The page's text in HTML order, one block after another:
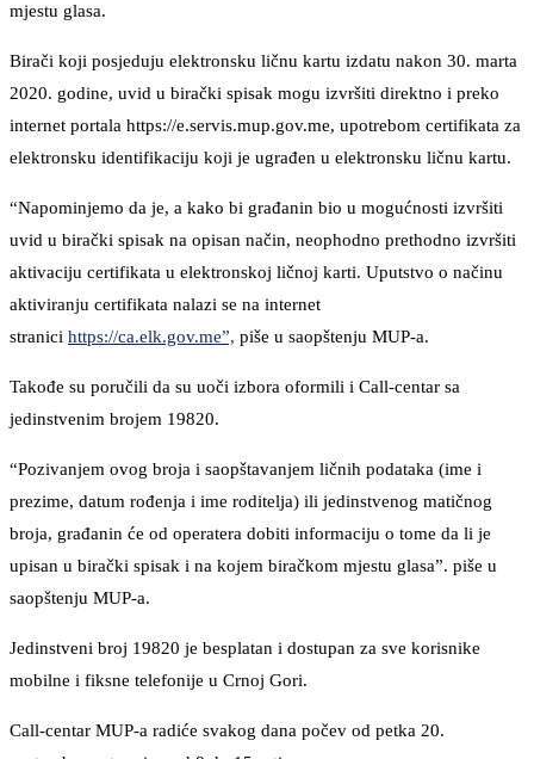
mjestu glasa.
Birači koji posjeduju elektronsku ličnu kartu izdatu nakon 30. marta
2020. godine, uvid u birački spisak mogu izvršiti direktno i preko
internet portala https://e.servis.mup.gov.me, upotrebom certifikata za
elektronsku identifikaciju koji je ugrađen u elektronsku ličnu kartu.
“Napominjemo da je, a kako bi građanin bio u mogućnosti izvršiti
uvid u birački spisak na opisan način, neophodno prethodno izvršiti
aktivaciju certifikata u elektronskoj ličnoj karti. Uputstvo o načinu
aktiviranju certifikata nalazi se na internet
stranici https://ca.elk.gov.me”, piše u saopštenju MUP-a.
Takođe su poručili da su uoči izbora oformili i Call-centar sa
jedinstvenim brojem 19820.
“Pozivanjem ovog broja i saopštavanjem ličnih podataka (ime i
prezime, datum rođenja i ime roditelja) ili jedinstvenog matičnog
broja, građanin će od operatera dobiti informaciju o tome da li je
upisan u birački spisak i na kojem biračkom mjestu glasa”. piše u
saopštenju MUP-a.
Jedinstveni broj 19820 je besplatan i dostupan za sve korisnike
mobilne i fiksne telefonije u Crnoj Gori.
Call-centar MUP-a radiće svakog dana počev od petka 20.